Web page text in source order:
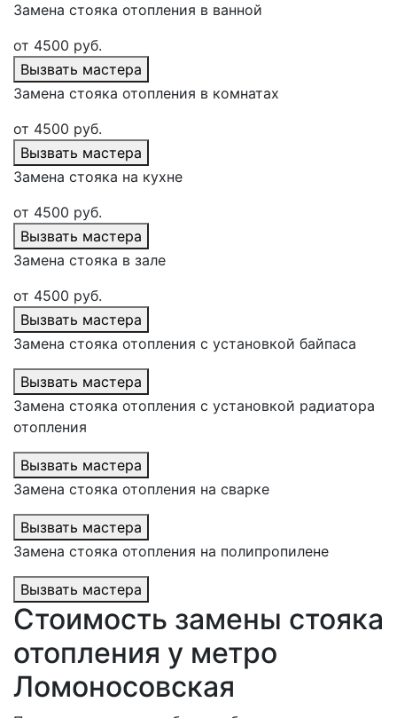
Замена стояка отопления в ванной
от 4500 руб.
Вызвать мастера
Замена стояка отопления в комнатах
от 4500 руб.
Вызвать мастера
Замена стояка на кухне
от 4500 руб.
Вызвать мастера
Замена стояка в зале
от 4500 руб.
Вызвать мастера
Замена стояка отопления с установкой байпаса
Вызвать мастера
Замена стояка отопления с установкой радиатора
отопления
Вызвать мастера
Замена стояка отопления на сварке
Вызвать мастера
Замена стояка отопления на полипропилене
Вызвать мастера
Стоимость замены стояка
отопления у метро
Ломоносовская